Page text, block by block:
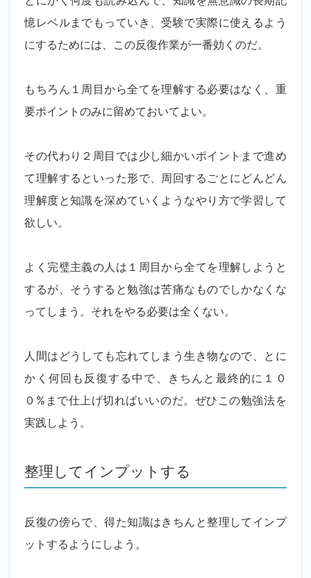
憶レベルまでもっていき、受験で実際に使えるよう
にするためには、この反復作業が一番効くのだ。
もちろん１周目から全てを理解する必要はなく、重
要ポイントのみに留めておいてよい。
その代わり２周目では少し細かいポイントまで進め
て理解するといった形で、周回するごとにどんどん
理解度と知識を深めていくようなやり方で学習して
欲しい。
よく完璧主義の人は１周目から全てを理解しようと
するが、そうすると勉強は苦痛なものでしかなくな
ってしまう。それをやる必要は全くない。
人間はどうしても忘れてしまう生き物なので、とに
かく何回も反復する中で、きちんと最終的に１０
０%まで仕上げ切ればいいのだ。ぜひこの勉強法を
実践しよう。
整理してインプットする
反復の傍らで、得た知識はきちんと整理してインプ
ットするようにしよう。